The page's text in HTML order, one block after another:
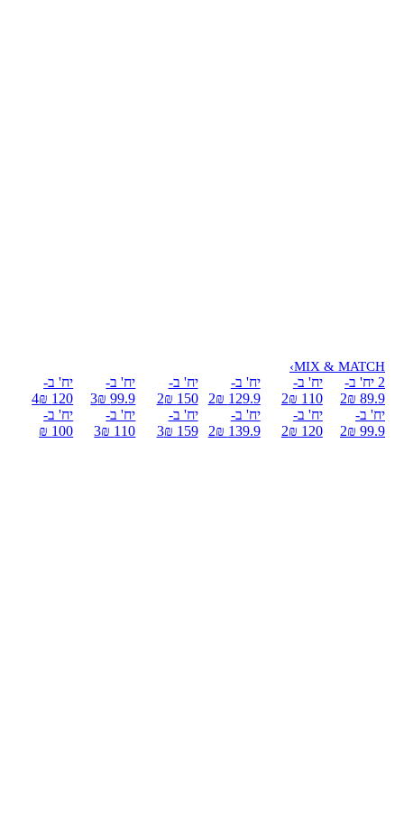
MIX & MATCH
›
2 יח' ב-
89.9 ₪
2
יח' ב-
99.9 ₪
2
יח' ב-
110 ₪
2
יח' ב-
120 ₪
2
יח' ב-
129.9 ₪
2
יח' ב-
139.9 ₪
2
יח' ב-
150 ₪
2
יח' ב-
159 ₪
3
יח' ב-
99.9 ₪
3
יח' ב-
110 ₪
3
יח' ב-
120 ₪
4
יח' ב-
100 ₪